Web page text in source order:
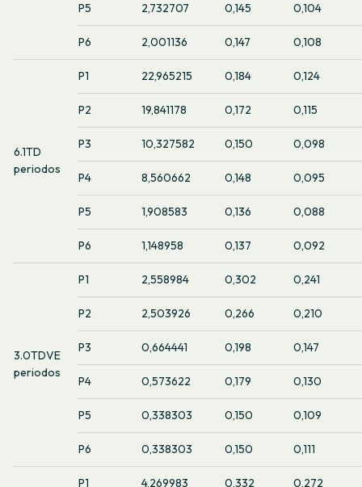
P5 2,732707 0,145 0,104
P6 2,001136 0,147 0,108
6.1TD
periodos
P1 22,965215 0,184 0,124
P2 19,841178 0,172 0,115
P3 10,327582 0,150 0,098
P4 8,560662 0,148 0,095
P5 1,908583 0,136 0,088
P6 1,148958 0,137 0,092
3.0TDVE
periodos
P1 2,558984 0,302 0,241
P2 2,503926 0,266 0,210
P3 0,664441 0,198 0,147
P4 0,573622 0,179 0,130
P5 0,338303 0,150 0,109
P6 0,338303 0,150 0,111
P1 4,269983 0,332 0,272